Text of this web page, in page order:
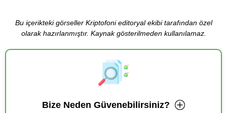
Bu içerikteki görseller Kriptofoni editoryal ekibi tarafından özel
olarak hazırlanmıştır. Kaynak gösterilmeden kullanılamaz.
Bize Neden Güvenebilirsiniz?